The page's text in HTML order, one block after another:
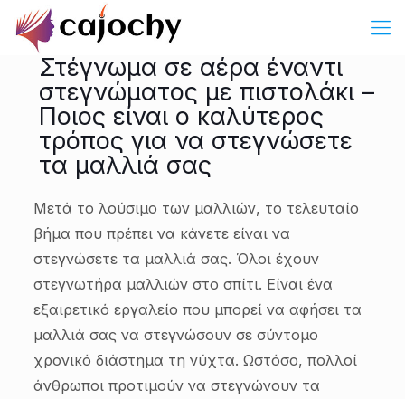
Στέγνωμα σε αέρα έναντι
στεγνώματος με πιστολάκι –
Ποιος είναι ο καλύτερος
τρόπος για να στεγνώσετε
τα μαλλιά σας
Μετά το λούσιμο των μαλλιών, το τελευταίο
βήμα που πρέπει να κάνετε είναι να
στεγνώσετε τα μαλλιά σας. Όλοι έχουν
στεγνωτήρα μαλλιών στο σπίτι. Είναι ένα
εξαιρετικό εργαλείο που μπορεί να αφήσει τα
μαλλιά σας να στεγνώσουν σε σύντομο
χρονικό διάστημα τη νύχτα. Ωστόσο, πολλοί
άνθρωποι προτιμούν να στεγνώνουν τα